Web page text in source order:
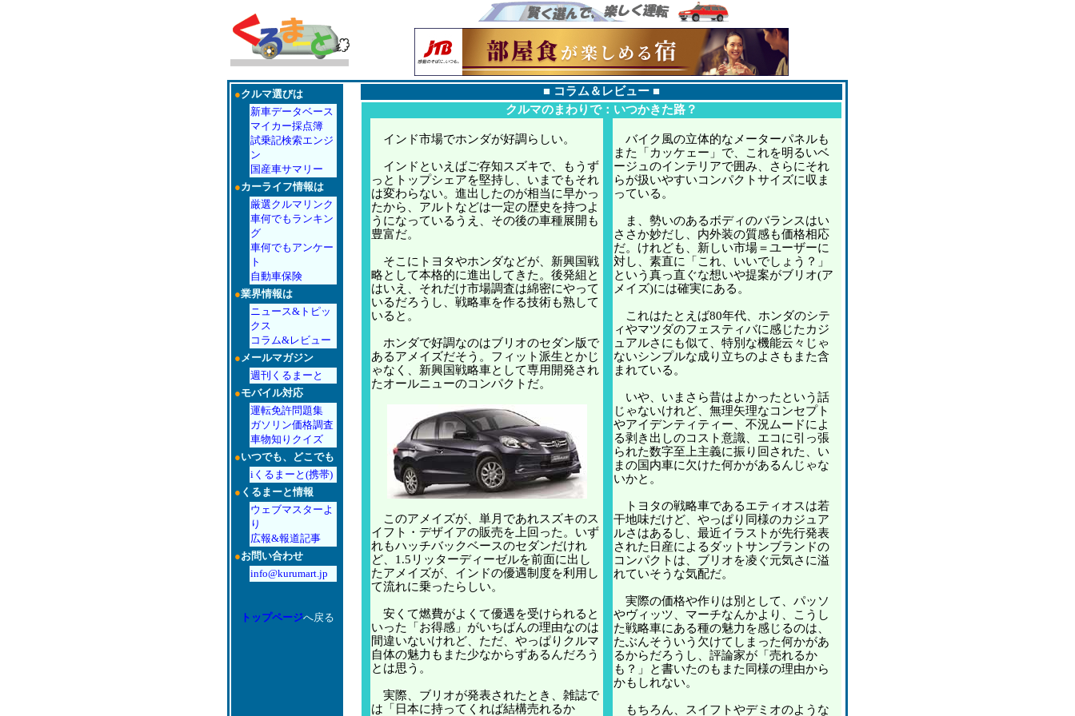
●クルマ選びは
新車データベース
マイカー採点簿
試乗記検索エンジ
ン
国産車サマリー
●カーライフ情報は
厳選クルマリンク
車何でもランキン
グ
車何でもアンケー
ト
自動車保険
●業界情報は
ニュース&トピッ
クス
コラム&レビュー
●メールマガジン
週刊くるまーと
●モバイル対応
運転免許問題集
ガソリン価格調査
車物知りクイズ
●いつでも、どこでも
iくるまーと(携帯)
● くるまーと情報
ウェブマスターよ
り
広報&報道記事
●お問い合わせ
info@kurumart.jp
トップページへ戻る
■ コラム＆レビュー ■
クルマのまわりで：いつかきた路？
インド市場でホンダが好調らしい。
インドといえばご存知スズキで、もうず
っとトップシェアを堅持し、いまでもそれ
は変わらない。進出したのが相当に早かっ
たから、アルトなどは一定の歴史を持つよ
うになっているうえ、その後の車種展開も
豊富だ。
そこにトヨタやホンダなどが、新興国戦
略として本格的に進出してきた。後発組と
はいえ、それだけ市場調査は綿密にやって
いるだろうし、戦略車を作る技術も熟して
いると。
ホンダで好調なのはブリオのセダン版で
あるアメイズだそう。フィット派生とかじ
ゃなく、新興国戦略車として専用開発され
たオールニューのコンパクトだ。
このアメイズが、単月であれスズキのス
イフト・デザイアの販売を上回った。いず
れもハッチバックベースのセダンだけれ
ど、1.5リッターディーゼルを前面に出し
たアメイズが、インドの優遇制度を利用し
て流れに乗ったらしい。
安くて燃費がよくて優遇を受けられると
いった「お得感」がいちばんの理由なのは
間違いないけれど、ただ、やっぱりクルマ
自体の魅力もまた少なからずあるんだろう
とは思う。
実際、ブリオが発表されたとき、雑誌で
は「日本に持ってくれば結構売れるか
バイク風の立体的なメーターパネルも
また「カッケェー」で、これを明るいベ
ージュのインテリアで囲み、さらにそれ
らが扱いやすいコンパクトサイズに収ま
っている。
ま、勢いのあるボディのバランスはい
ささか妙だし、内外装の質感も価格相応
だ。けれども、新しい市場＝ユーザーに
対し、素直に「これ、いいでしょう？」
という真っ直ぐな想いや提案がブリオ(ア
メイズ)には確実にある。
これはたとえば80年代、ホンダのシテ
ィやマツダのフェスティバに感じたカジ
ュアルさにも似て、特別な機能云々じゃ
ないシンプルな成り立ちのよさもまた含
まれている。
いや、いまさら昔はよかったという話
じゃないけれど、無理矢理なコンセプト
やアイデンティティー、不況ムードによ
る剥き出しのコスト意識、エコに引っ張
られた数字至上主義に振り回された、い
まの国内車に欠けた何かがあるんじゃな
いかと。
トヨタの戦略車であるエティオスは若
干地味だけど、やっぱり同様のカジュア
ルさはあるし、最近イラストが先行発表
された日産によるダットサンブランドの
コンパクトは、ブリオを凌ぐ元気さに溢
れていそうな気配だ。
実際の価格や作りは別として、パッソ
やヴィッツ、マーチなんかより、こうし
た戦略車にある種の魅力を感じるのは、
たぶんそういう欠けてしまった何かがあ
るからだろうし、評論家が「売れるか
も？」と書いたのもまた同様の理由から
かもしれない。
もちろん、スイフトやデミオのような